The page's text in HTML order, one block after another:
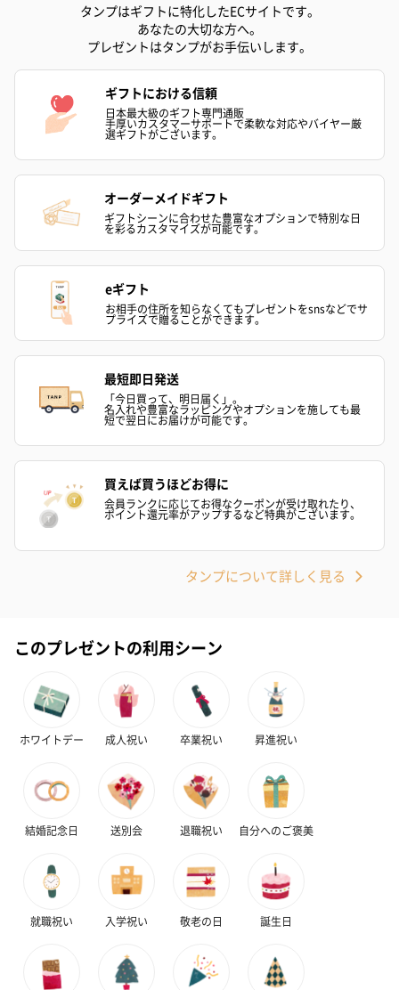
のしカード
商品の形質上、のしを直接添付できない商品にのし風のカードを
同梱します。
※のし下はご記入いただけません。
※カードのデザインは一部変更する場合があります。
結婚祝い（御結婚御
祝）（110円）
出産祝いちょい足しギフト
出産祝いギフトへの＋αにおすすめです。お母様にもお子様にも嬉
しいギフトオプションをご用意いたしました。
結婚祝いちょい足しギフト
結婚祝いギフトへの＋αにおすすめです。新生活を彩るギフトオプ
ションをご用意いたしました。
（1,122円）
タキシード（コーラ味)
（1,122円）
タンプはギフトに特化したECサイトです。
あなたの大切な方へ。
プレゼントはタンプがお手伝いします。
ギフトにおける信頼
日本最大級のギフト専門通販
手厚いカスタマーサポートで柔軟な対応やバイヤー厳
選ギフトがございます。
オーダーメイドギフト
ギフトシーンに合わせた豊富なオプションで特別な日
を彩るカスタマイズが可能です。
eギフト
お相手の住所を知らなくてもプレゼントをsnsなどでサ
プライズで贈ることができます。
最短即日発送
「今日買って、明日届く」。
名入れや豊富なラッピングやオプションを施しても最
短で翌日にお届けが可能です。
買えば買うほどお得に
会員ランクに応じてお得なクーポンが受け取れたり、
ポイント還元率がアップするなど特典がございます。
タンプについて詳しく見る
このプレゼントの利用シーン
ホワイトデー 成人祝い 卒業祝い 昇進祝い
結婚記念日 送別会 退職祝い 自分へのご褒美
就職祝い 入学祝い 敬老の日 誕生日